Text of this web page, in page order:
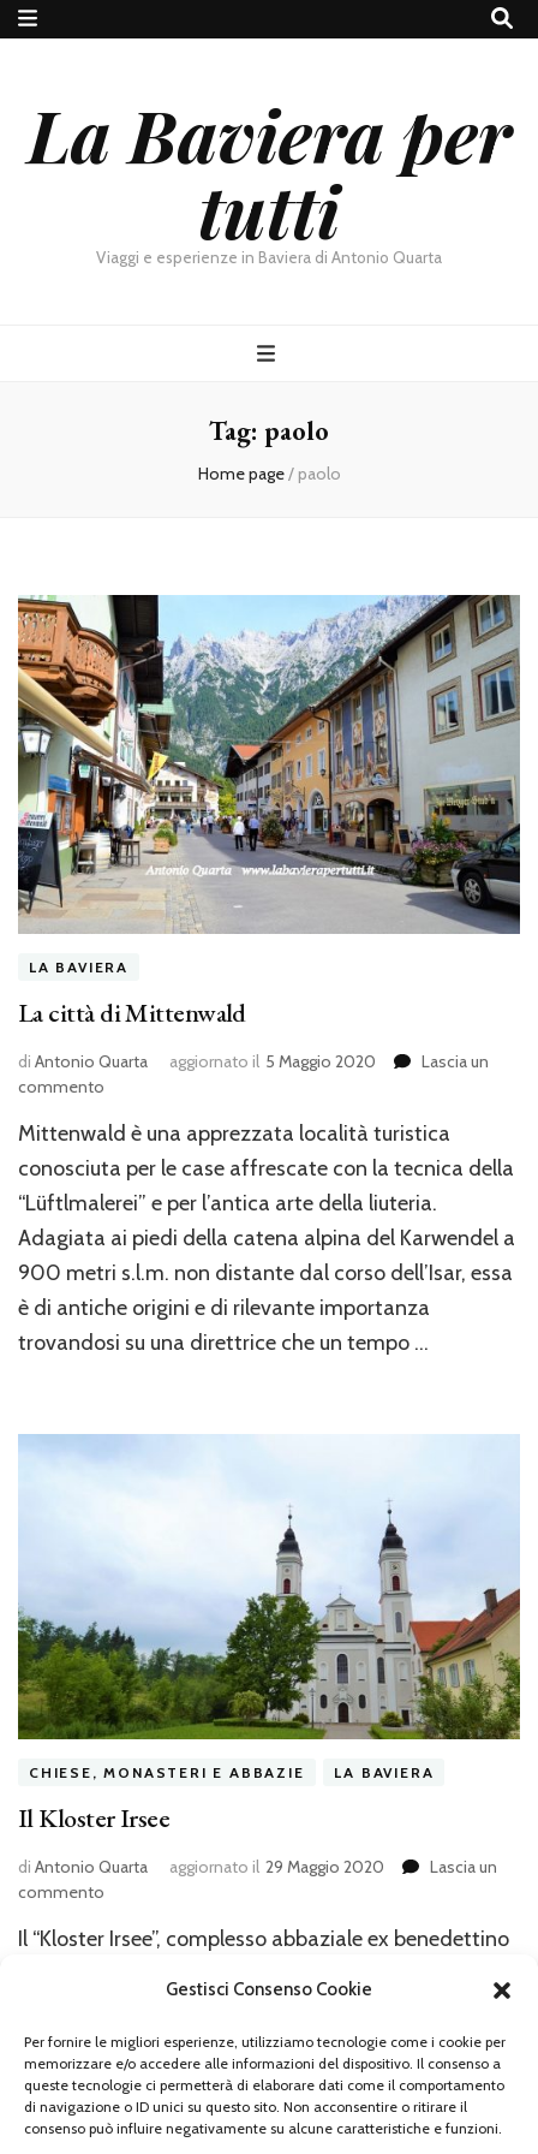
Gestisci Consenso Cookie
Per fornire le migliori esperienze, utilizziamo tecnologie come i cookie per
memorizzare e/o accedere alle informazioni del dispositivo. Il consenso a
queste tecnologie ci permetterà di elaborare dati come il comportamento
di navigazione o ID unici su questo sito. Non acconsentire o ritirare il
consenso può influire negativamente su alcune caratteristiche e funzioni.
La Baviera per
tutti
Viaggi e esperienze in Baviera di Antonio Quarta
Tag: paolo
Home page/ paolo
LA BAVIERA
La città di Mittenwald
di Antonio Quarta aggiornato il 5 Maggio 2020
Lascia un
commento
città
di
Mittenwald
Mittenwald è una apprezzata località turistica
conosciuta per le case affrescate con la tecnica della
“Lüftlmalerei” e per l’antica arte della liuteria.
Adagiata ai piedi della catena alpina del Karwendel a
900 metri s.l.m. non distante dal corso dell’Isar, essa
è di antiche origini e di rilevante importanza
trovandosi su una direttrice che un tempo …
CHIESE, MONASTERI E ABBAZIE LA BAVIERA
Il Kloster Irsee
di Antonio Quarta aggiornato il 29 Maggio 2020
Lascia un
commento
Kloster
Il “Kloster Irsee”, complesso abbaziale ex benedettino
gli inizi del 1700 e domina ancor oggi il piccolo paese
di Irsee. La striscia d’asfalto denominata “OAL12” che
si incunea nel folto e rigoglioso verde circostante mi